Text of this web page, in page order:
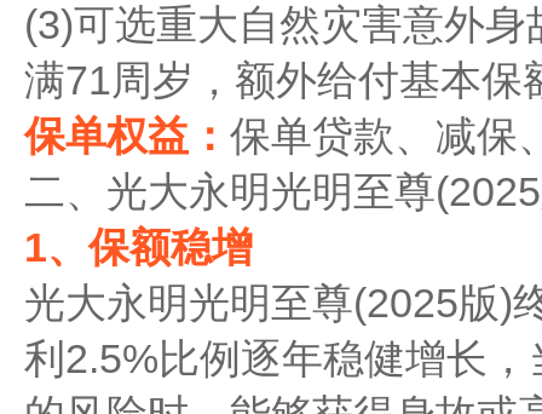
(3)可选重大自然灾害意外
满71周岁，额外给付基本保
保单权益： 保单贷款、减保
二、光大永明光明至尊
1、保额稳增
光大永明光明至尊(2025版)
利2.5%比例逐年稳健增长，